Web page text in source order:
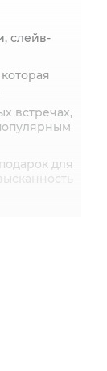
слейв-
встречах,
для